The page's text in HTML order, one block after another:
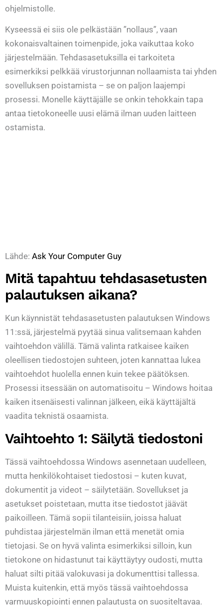
ohjelmistolle.
Kyseessä ei siis ole pelkästään ”nollaus”, vaan
kokonaisvaltainen toimenpide, joka vaikuttaa koko
järjestelmään. Tehdasasetuksilla ei tarkoiteta
esimerkiksi pelkkää virustorjunnan nollaamista tai yhden
sovelluksen poistamista – se on paljon laajempi
prosessi. Monelle käyttäjälle se onkin tehokkain tapa
antaa tietokoneelle uusi elämä ilman uuden laitteen
ostamista.
Lähde: Ask Your Computer Guy
Mitä tapahtuu tehdasasetusten
palautuksen aikana?
Kun käynnistät tehdasasetusten palautuksen Windows
11:ssä, järjestelmä pyytää sinua valitsemaan kahden
vaihtoehdon välillä. Tämä valinta ratkaisee kaiken
oleellisen tiedostojen suhteen, joten kannattaa lukea
vaihtoehdot huolella ennen kuin tekee päätöksen.
Prosessi itsessään on automatisoitu – Windows hoitaa
kaiken itsenäisesti valinnan jälkeen, eikä käyttäjältä
vaadita teknistä osaamista.
Vaihtoehto 1: Säilytä tiedostoni
Tässä vaihtoehdossa Windows asennetaan uudelleen,
mutta henkilökohtaiset tiedostosi – kuten kuvat,
dokumentit ja videot – säilytetään. Sovellukset ja
asetukset poistetaan, mutta itse tiedostot jäävät
paikoilleen. Tämä sopii tilanteisiin, joissa haluat
puhdistaa järjestelmän ilman että menetät omia
tietojasi. Se on hyvä valinta esimerkiksi silloin, kun
tietokone on hidastunut tai käyttäytyy oudosti, mutta
haluat silti pitää valokuvasi ja dokumenttisi tallessa.
Muista kuitenkin, että myös tässä vaihtoehdossa
varmuuskopiointi ennen palautusta on suositeltavaa.